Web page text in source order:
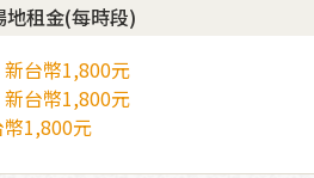
地租金(每時段)
新台幣1,800元
新台幣1,800元
1,800元